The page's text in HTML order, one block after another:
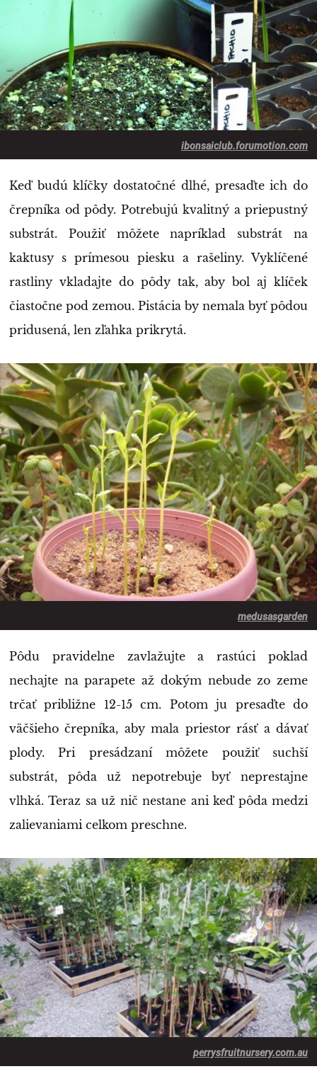
ibonsaiclub.forumotion.com
Keď budú klíčky dostatočné dlhé, presaďte ich do
črepníka od pôdy. Potrebujú kvalitný a priepustný
substrát. Použiť môžete napríklad substrát na
kaktusy s prímesou piesku a rašeliny. Vyklíčené
rastliny vkladajte do pôdy tak, aby bol aj klíček
čiastočne pod zemou. Pistácia by nemala byť pôdou
pridusená, len zľahka prikrytá.
medusasgarden
Pôdu pravidelne zavlažujte a rastúci poklad
nechajte na parapete až dokým nebude zo zeme
trčať približne 12-15 cm. Potom ju presaďte do
väčšieho črepníka, aby mala priestor rásť a dávať
plody. Pri presádzaní môžete použiť suchší
substrát, pôda už nepotrebuje byť neprestajne
vlhká. Teraz sa už nič nestane ani keď pôda medzi
zalievaniami celkom preschne.
perrysfruitnursery.com.au